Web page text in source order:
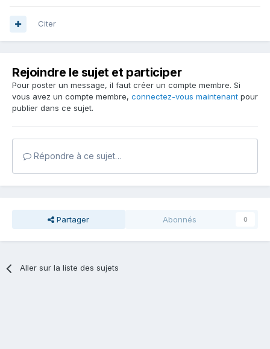
Citer
Rejoindre le sujet et participer
Pour poster un message, il faut créer un compte membre. Si
vous avez un compte membre, connectez-vous maintenant pour
publier dans ce sujet.
Répondre à ce sujet…
Partager Abonnés 0
Aller sur la liste des sujets